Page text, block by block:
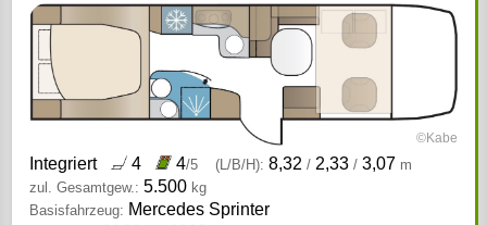
©Kabe
Integriert 4 4/5 (L/B/H): 8,32/ 2,33/ 3,07 m
zul. Gesamtgew.: 5.500 kg
Basisfahrzeug: Mercedes Sprinter